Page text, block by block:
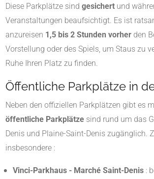
Diese Parkplätze sind gesichert und
Veranstaltungen beaufsichtigt. Es ist
anzureisen 1,5 bis 2 Stunden vorher den
Vorstellung oder des Spiels, um Staus zu
Ruhe Ihren Platz zu finden.
Öffentliche Parkplätze in
Neben den offiziellen Parkplätzen gibt es
öffentliche Parkplätze sind rund um das
Denis und Plaine-Saint-Denis zugänglich.
insbesondere :
Vinci-Parkhaus - Marché Saint-Denis :